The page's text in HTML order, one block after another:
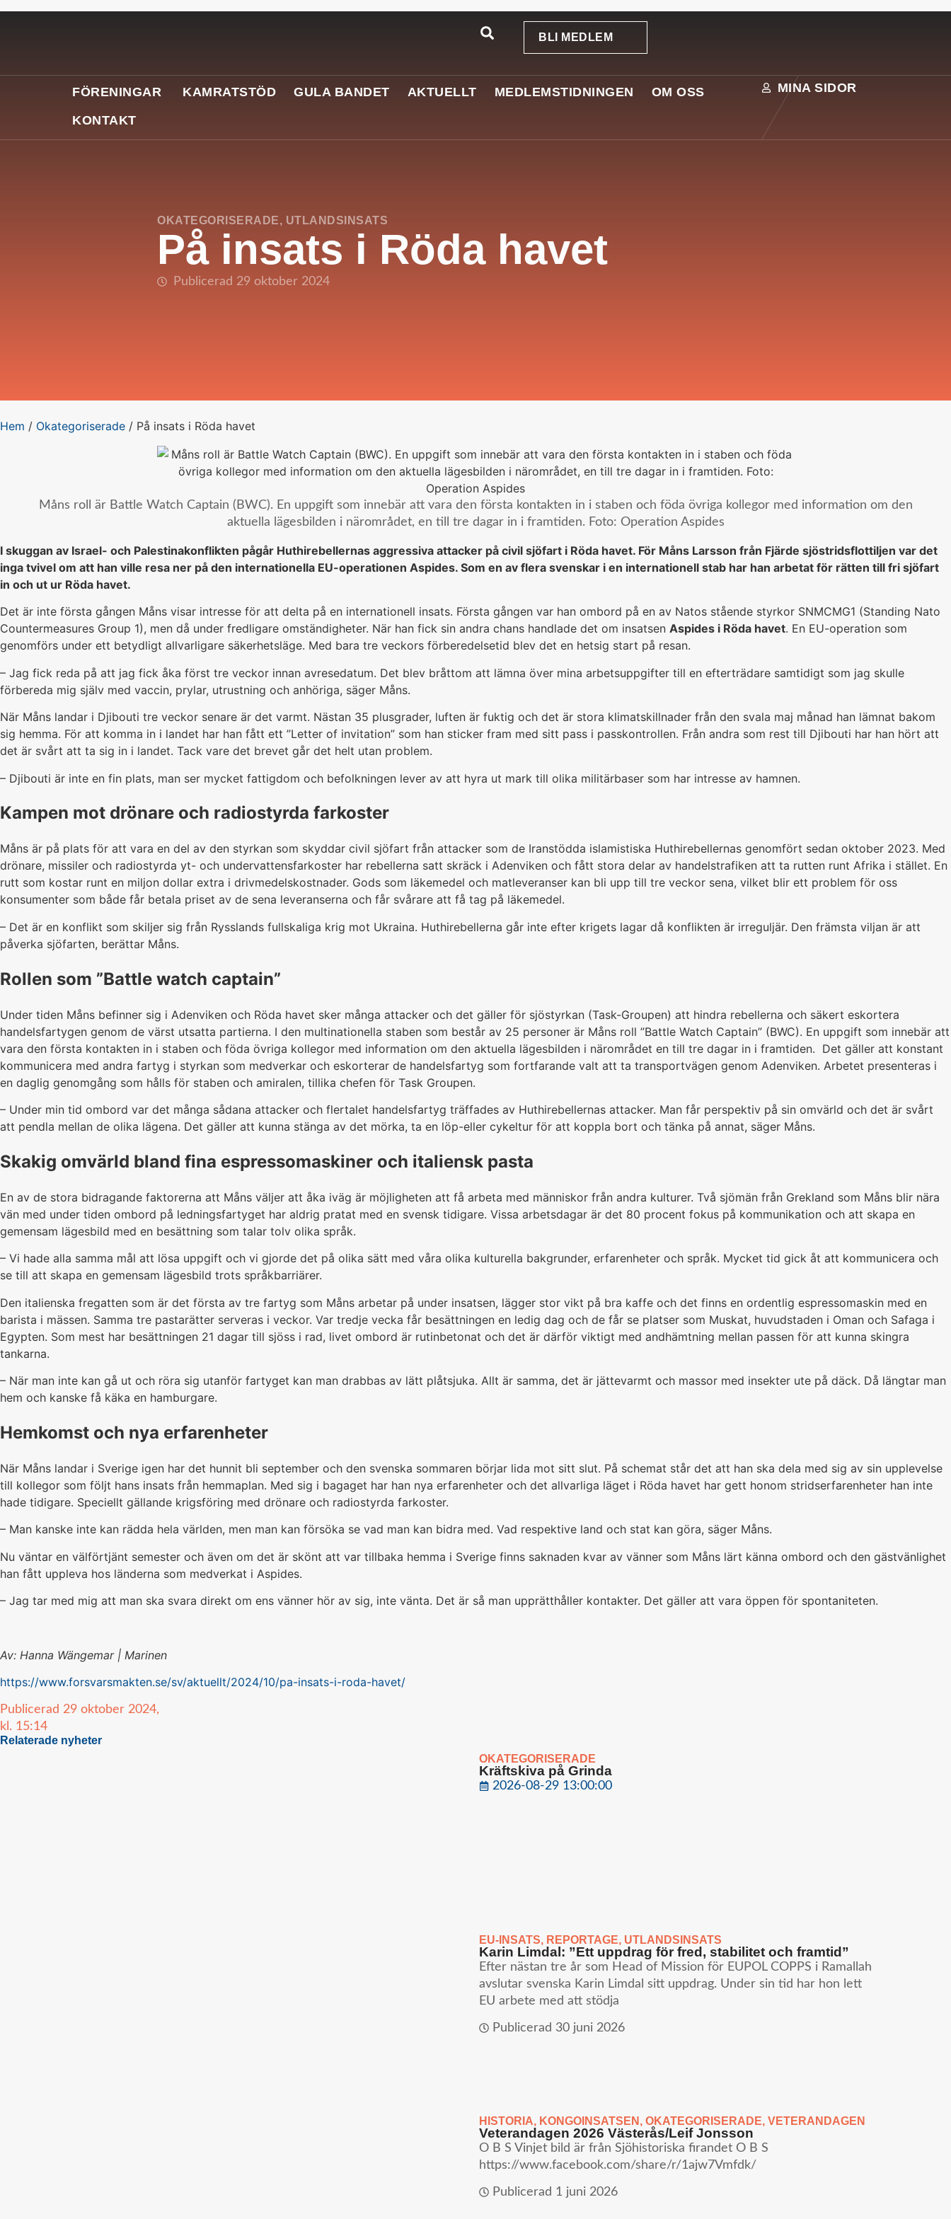
BLI MEDLEM
FÖRENINGAR KAMRATSTÖD GULA BANDET AKTUELLT MEDLEMSTIDNINGEN
OM OSS
KONTAKT
MINA SIDOR
OKATEGORISERADE, UTLANDSINSATS
På insats i Röda havet
Publicerad 29 oktober 2024
Hem / Okategoriserade / På insats i Röda havet
Måns roll är Battle Watch Captain (BWC). En uppgift som innebär att vara den första kontakten in i staben och föda övriga kollegor med information om den
aktuella lägesbilden i närområdet, en till tre dagar in i framtiden. Foto: Operation Aspides
I skuggan av Israel- och Palestinakonflikten pågår Huthirebellernas aggressiva attacker på civil sjöfart i Röda havet. För Måns Larsson från Fjärde sjöstridsflottiljen var det
inga tvivel om att han ville resa ner på den internationella EU-operationen Aspides. Som en av flera svenskar i en internationell stab har han arbetat för rätten till fri sjöfart
in och ut ur Röda havet.
Det är inte första gången Måns visar intresse för att delta på en internationell insats. Första gången var han ombord på en av Natos stående styrkor SNMCMG1 (Standing Nato
Countermeasures Group 1), men då under fredligare omständigheter. När han fick sin andra chans handlade det om insatsen Aspides i Röda havet. En EU-operation som
genomförs under ett betydligt allvarligare säkerhetsläge. Med bara tre veckors förberedelsetid blev det en hetsig start på resan.
– Jag fick reda på att jag fick åka först tre veckor innan avresedatum. Det blev bråttom att lämna över mina arbetsuppgifter till en efterträdare samtidigt som jag skulle
förbereda mig själv med vaccin, prylar, utrustning och anhöriga, säger Måns.
När Måns landar i Djibouti tre veckor senare är det varmt. Nästan 35 plusgrader, luften är fuktig och det är stora klimatskillnader från den svala maj månad han lämnat bakom
sig hemma. För att komma in i landet har han fått ett ”Letter of invitation” som han sticker fram med sitt pass i passkontrollen. Från andra som rest till Djibouti har han hört att
det är svårt att ta sig in i landet. Tack vare det brevet går det helt utan problem.
– Djibouti är inte en fin plats, man ser mycket fattigdom och befolkningen lever av att hyra ut mark till olika militärbaser som har intresse av hamnen.
Kampen mot drönare och radiostyrda farkoster
Måns är på plats för att vara en del av den styrkan som skyddar civil sjöfart från attacker som de Iranstödda islamistiska Huthirebellernas genomfört sedan oktober 2023. Med
drönare, missiler och radiostyrda yt- och undervattensfarkoster har rebellerna satt skräck i Adenviken och fått stora delar av handelstrafiken att ta rutten runt Afrika i stället. En
rutt som kostar runt en miljon dollar extra i drivmedelskostnader. Gods som läkemedel och matleveranser kan bli upp till tre veckor sena, vilket blir ett problem för oss
konsumenter som både får betala priset av de sena leveranserna och får svårare att få tag på läkemedel.
– Det är en konflikt som skiljer sig från Rysslands fullskaliga krig mot Ukraina. Huthirebellerna går inte efter krigets lagar då konflikten är irreguljär. Den främsta viljan är att
påverka sjöfarten, berättar Måns.
Rollen som ”Battle watch captain”
Under tiden Måns befinner sig i Adenviken och Röda havet sker många attacker och det gäller för sjöstyrkan (Task-Groupen) att hindra rebellerna och säkert eskortera
handelsfartygen genom de värst utsatta partierna. I den multinationella staben som består av 25 personer är Måns roll ”Battle Watch Captain” (BWC). En uppgift som innebär att
vara den första kontakten in i staben och föda övriga kollegor med information om den aktuella lägesbilden i närområdet en till tre dagar in i framtiden. Det gäller att konstant
kommunicera med andra fartyg i styrkan som medverkar och eskorterar de handelsfartyg som fortfarande valt att ta transportvägen genom Adenviken. Arbetet presenteras i
en daglig genomgång som hålls för staben och amiralen, tillika chefen för Task Groupen.
– Under min tid ombord var det många sådana attacker och flertalet handelsfartyg träffades av Huthirebellernas attacker. Man får perspektiv på sin omvärld och det är svårt
att pendla mellan de olika lägena. Det gäller att kunna stänga av det mörka, ta en löp-eller cykeltur för att koppla bort och tänka på annat, säger Måns.
Skakig omvärld bland fina espressomaskiner och italiensk pasta
En av de stora bidragande faktorerna att Måns väljer att åka iväg är möjligheten att få arbeta med människor från andra kulturer. Två sjömän från Grekland som Måns blir nära
vän med under tiden ombord på ledningsfartyget har aldrig pratat med en svensk tidigare. Vissa arbetsdagar är det 80 procent fokus på kommunikation och att skapa en
gemensam lägesbild med en besättning som talar tolv olika språk.
– Vi hade alla samma mål att lösa uppgift och vi gjorde det på olika sätt med våra olika kulturella bakgrunder, erfarenheter och språk. Mycket tid gick åt att kommunicera och
se till att skapa en gemensam lägesbild trots språkbarriärer.
Den italienska fregatten som är det första av tre fartyg som Måns arbetar på under insatsen, lägger stor vikt på bra kaffe och det finns en ordentlig espressomaskin med en
barista i mässen. Samma tre pastarätter serveras i veckor. Var tredje vecka får besättningen en ledig dag och de får se platser som Muskat, huvudstaden i Oman och Safaga i
Egypten. Som mest har besättningen 21 dagar till sjöss i rad, livet ombord är rutinbetonat och det är därför viktigt med andhämtning mellan passen för att kunna skingra
tankarna.
– När man inte kan gå ut och röra sig utanför fartyget kan man drabbas av lätt plåtsjuka. Allt är samma, det är jättevarmt och massor med insekter ute på däck. Då längtar man
hem och kanske få käka en hamburgare.
Hemkomst och nya erfarenheter
När Måns landar i Sverige igen har det hunnit bli september och den svenska sommaren börjar lida mot sitt slut. På schemat står det att han ska dela med sig av sin upplevelse
till kollegor som följt hans insats från hemmaplan. Med sig i bagaget har han nya erfarenheter och det allvarliga läget i Röda havet har gett honom stridserfarenheter han inte
hade tidigare. Speciellt gällande krigsföring med drönare och radiostyrda farkoster.
– Man kanske inte kan rädda hela världen, men man kan försöka se vad man kan bidra med. Vad respektive land och stat kan göra, säger Måns.
Nu väntar en välförtjänt semester och även om det är skönt att var tillbaka hemma i Sverige finns saknaden kvar av vänner som Måns lärt känna ombord och den gästvänlighet
han fått uppleva hos länderna som medverkat i Aspides.
– Jag tar med mig att man ska svara direkt om ens vänner hör av sig, inte vänta. Det är så man upprätthåller kontakter. Det gäller att vara öppen för spontaniteten.
Av: Hanna Wängemar | Marinen
https://www.forsvarsmakten.se/sv/aktuellt/2024/10/pa-insats-i-roda-havet/
Publicerad 29 oktober 2024,
kl. 15:14
Relaterade nyheter
OKATEGORISERADE
Kräftskiva på Grinda
2026-08-29 13:00:00
EU-INSATS, REPORTAGE, UTLANDSINSATS
Karin Limdal: ”Ett uppdrag för fred, stabilitet och framtid”
Efter nästan tre år som Head of Mission för EUPOL COPPS i Ramallah
avslutar svenska Karin Limdal sitt uppdrag. Under sin tid har hon lett
EU arbete med att stödja
Publicerad 30 juni 2026
HISTORIA, KONGOINSATSEN , OKATEGORISERADE, VETERANDAGEN
Veterandagen 2026 Västerås/Leif Jonsson
O B S Vinjet bild är från Sjöhistoriska firandet O B S
https://www.facebook.com/share/r/1ajw7Vmfdk/
Publicerad 1 juni 2026